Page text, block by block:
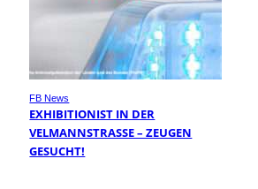
FB News
EXHIBITIONIST IN DER
VELMANNSTRASSE – ZEUGEN G
ESUCHT!